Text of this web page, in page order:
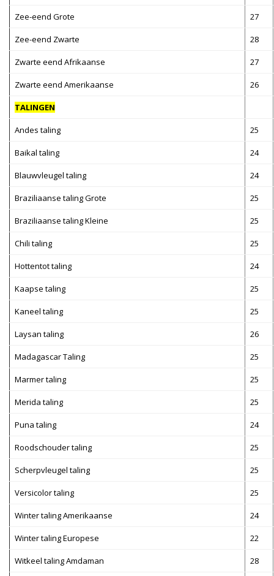
Zee-eend Grote 27
Zee-eend Zwarte 28
Zwarte eend Afrikaanse 27
Zwarte eend Amerikaanse 26
TALINGEN
Andes taling 25
Baikal taling 24
Blauwvleugel taling 24
Braziliaanse taling Grote 25
Braziliaanse taling Kleine 25
Chili taling 25
Hottentot taling 24
Kaapse taling 25
Kaneel taling 25
Laysan taling 26
Madagascar Taling 25
Marmer taling 25
Merida taling 25
Puna taling 24
Roodschouder taling 25
Scherpvleugel taling 25
Versicolor taling 25
Winter taling Amerikaanse 24
Winter taling Europese 22
Witkeel taling Amdaman 28